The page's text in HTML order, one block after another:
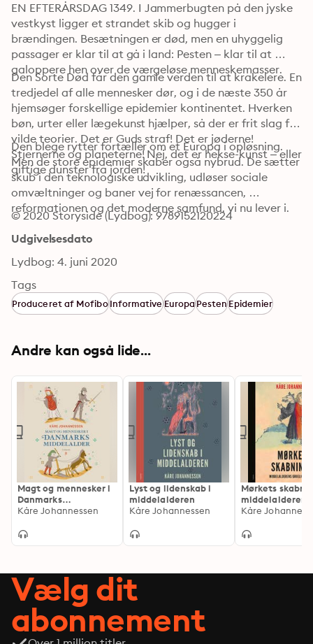
EN EFTERÅRSDAG 1349. I Jammerbugten på den jyske
vestkyst ligger et strandet skib og hugger i
brændingen. Besætningen er død, men en uhyggelig
passager er klar til at gå i land: Pesten – klar til at
galoppere hen over de værgeløse menneskemasser.
Den Sorte Død får den gamle verden til at krakelere. En
tredjedel af alle mennesker dør, og i de næste 350 år
hjemsøger forskellige epidemier kontinentet. Hverken
bøn, urter eller lægekunst hjælper, så der er frit slag for
vilde teorier. Det er Guds straf! Det er jøderne!
Stjernerne og planeterne! Nej, det er hekse-kunst – eller
giftige dunster fra jorden!
Den blege rytter fortæller om et Europa i opløsning.
Men de store epidemier skaber også nybrud. De sætter
skub i den teknologiske udvikling, udløser sociale
omvæltninger og baner vej for renæssancen,
reformationen og det moderne samfund, vi nu lever i.
© 2020 Storyside (Lydbog): 9789152120224
Udgivelsesdato
Lydbog: 4. juni 2020
Tags
Produceret af MofiboInformativeEuropaPestenEpidemier
Andre kan også lide...
Magt og mennesker i
Danmarks
middelalder
Kåre Johannessen
Lyst og lidenskab i
middelalderen
Kåre Johannessen
Mørkets
middelalderens
gruelige
Kåre
Vælg dit
abonnement